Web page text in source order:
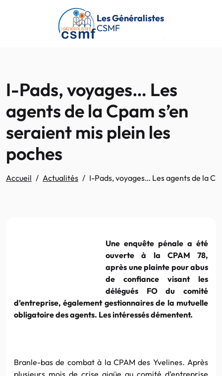
Passer au contenu principal
Les Généralistes
CSMF
I-Pads, voyages… Les
agents de la Cpam s’en
seraient mis plein les
poches
Accueil Actualités I-Pads, voyages… Les agents de la
Une enquête pénale a été
ouverte à la CPAM 78,
après une plainte pour abus
de confiance visant les
délégués FO du comité
d’entreprise, également gestionnaires de la mutuelle
obligatoire des agents. Les intéressés démentent.
Branle-bas de combat à la CPAM des Yvelines. Après
plusieurs mois de crise aigüe au comité d’entreprise